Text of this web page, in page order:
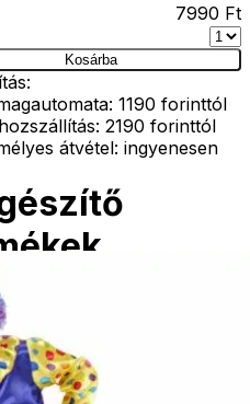
7990 Ft
Kosárba
1190 forinttól
2190 forinttól
átvétel: ingyenesen